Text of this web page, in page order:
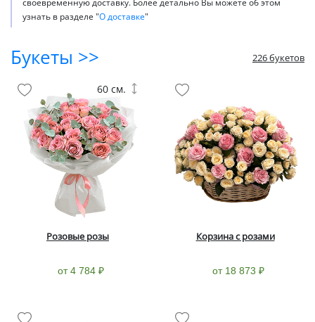
узнать в разделе "О доставке"
Букеты >> 226 букетов
Розовые розы
от 4 784 ₽
60 см.
Корзина с розами
от 18 873 ₽